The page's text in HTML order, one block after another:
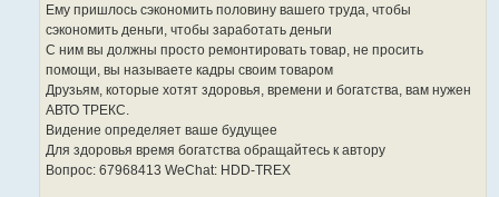
Ему пришлось сэкономить половину вашего труда, чтобы
сэкономить деньги, чтобы заработать деньги
С ним вы должны просто ремонтировать товар, не просить
помощи, вы называете кадры своим товаром
Друзьям, которые хотят здоровья, времени и богатства, вам нужен
АВТО ТРЕКС.
Видение определяет ваше будущее
Для здоровья время богатства обращайтесь к автору
Вопрос: 67968413 WeChat: HDD-TREX